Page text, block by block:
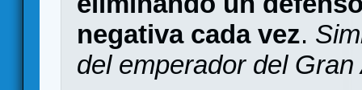
negativa cada vez.
del emperador del